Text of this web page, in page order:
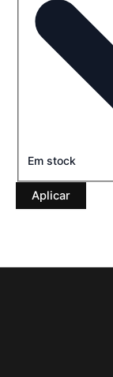
Em stock
Aplicar